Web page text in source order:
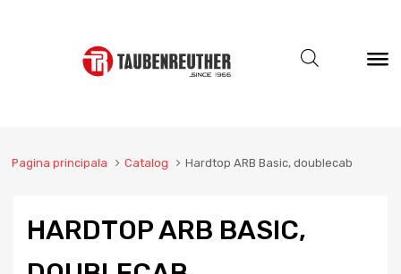
Pagina principala Catalog Hardtop ARB Basic, doublecab
HARDTOP ARB BASIC,